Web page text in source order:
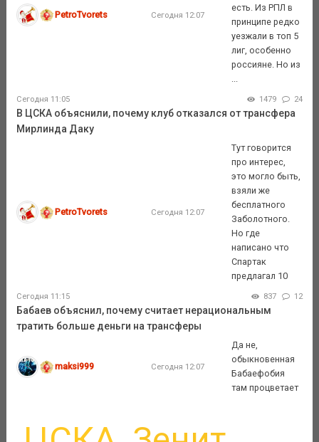
PetroTvorets Сегодня 12:07
есть. Из РПЛ в
принципе редко
уезжали в топ 5
лиг, особенно
россияне. Но из
...
Сегодня 11:05 1479 24
В ЦСКА объяснили, почему клуб отказался от трансфера
Мирлинда Даку
PetroTvorets Сегодня 12:07
Тут говорится
про интерес,
это могло быть,
взяли же
бесплатного
Заболотного.
Но где
написано что
Спартак
предлагал 10
Сегодня 11:15 837 12
Бабаев объяснил, почему считает нерациональным
тратить больше деньги на трансферы
maksi999 Сегодня 12:07
Да не,
обыкновенная
Бабаефобия
там процветает